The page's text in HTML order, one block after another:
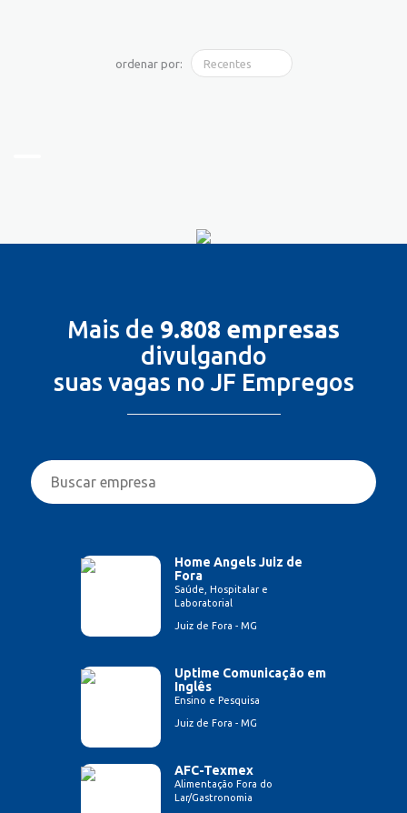
ordenar por:
Mais de 9.808 empresas
divulgando
suas vagas no JF Empregos
Home Angels Juiz de
Fora
Saúde, Hospitalar e
Laboratorial
Juiz de Fora - MG
Uptime Comunicação em
Inglês
Ensino e Pesquisa
Juiz de Fora - MG
AFC-Texmex
Alimentação Fora do
Lar/Gastronomia